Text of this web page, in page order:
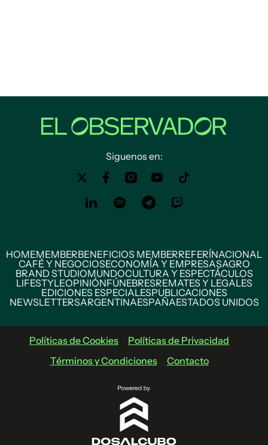
Siguenos en:
HOMEMEMBERBENEFICIOS MEMBERREFERÍNACIONAL
CAFÉ Y NEGOCIOSECONOMÍA Y EMPRESASAGRO
BRAND STUDIOMUNDOCULTURA Y ESPECTÁCULOS
LIFESTYLEOPINIÓNFÚNEBRESREMATES Y LEGALES
EDICIONES ESPECIALESPUBLICACIONES
NEWSLETTERSARGENTINAESPAÑAESTADOS UNIDOS
Políticas de Cookies
Políticas de Privacidad
Términos y Condiciones
Contacto